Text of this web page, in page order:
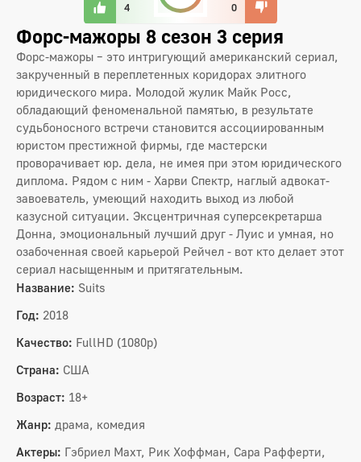
4 0
Форс-мажоры 8 сезон 3 серия
Форс-мажоры – это интригующий американский сериал,
закрученный в переплетенных коридорах элитного
юридического мира. Молодой жулик Майк Росс,
обладающий феноменальной памятью, в результате
судьбоносного встречи становится ассоциированным
юристом престижной фирмы, где мастерски
проворачивает юр. дела, не имея при этом юридического
диплома. Рядом с ним - Харви Спектр, наглый адвокат-
завоеватель, умеющий находить выход из любой
казусной ситуации. Эксцентричная суперсекретарша
Донна, эмоциональный лучший друг - Луис и умная, но
озабоченная своей карьерой Рейчел - вот кто делает этот
сериал насыщенным и притягательным.
Название: Suits
Год: 2018
Качество: FullHD (1080p)
Страна: США
Возраст: 18+
Жанр: драма, комедия
Актеры: Гэбриел Махт, Рик Хоффман, Сара Рафферти,